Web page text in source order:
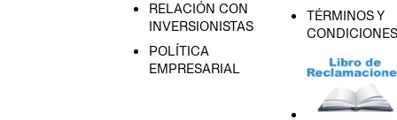
RELACIÓN CON
INVERSIONISTAS
POLÍTICA
EMPRESARIAL
TÉRMINOS Y
CONDICIONES